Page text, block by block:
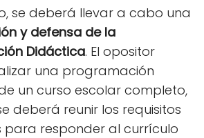
se deberá llevar a cabo una
y defensa de la
Didáctica. El opositor
una programación
un curso escolar completo,
deberá reunir los requisitos
para responder al currículo